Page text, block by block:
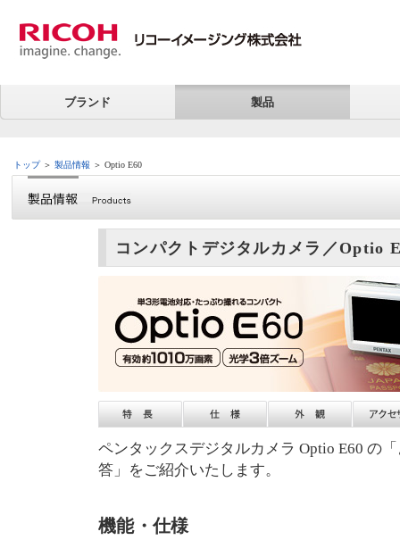
ブランド 製品
トップ＞ 製品情報 ＞ Optio E60
コンパクトデジタルカメラ／Optio
ペンタックスデジタルカメラ Optio E60 の
答」をご紹介いたします。
機能・仕様